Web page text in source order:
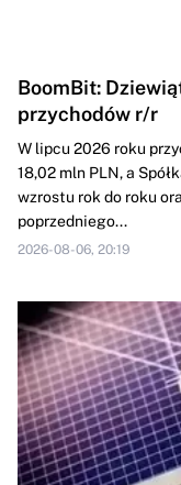
BoomBit:
przychodów r/r
W lipcu 2026 roku
18,02 mln PLN, a
wzrostu rok do roku
poprzedniego...
2026-08-06, 20:19